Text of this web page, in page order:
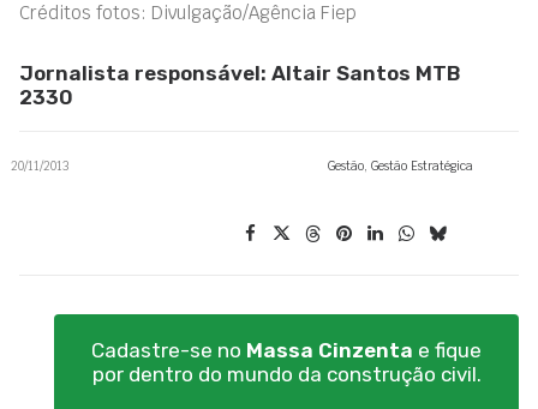
Créditos fotos: Divulgação/Agência Fiep
Jornalista responsável: Altair Santos MTB
2330
20/11/2013 Gestão, Gestão Estratégica
Cadastre-se no Massa Cinzenta e fique
por dentro do mundo da construção civil.